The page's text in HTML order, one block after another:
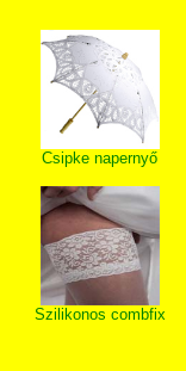
Csipke napernyő
Szilikonos combfix